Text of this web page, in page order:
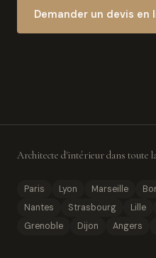
Demander un devis en
Architecte d'intérieur dans toute
Paris Lyon Marseille
Nantes
Strasbourg Lille
Grenoble
Dijon Angers